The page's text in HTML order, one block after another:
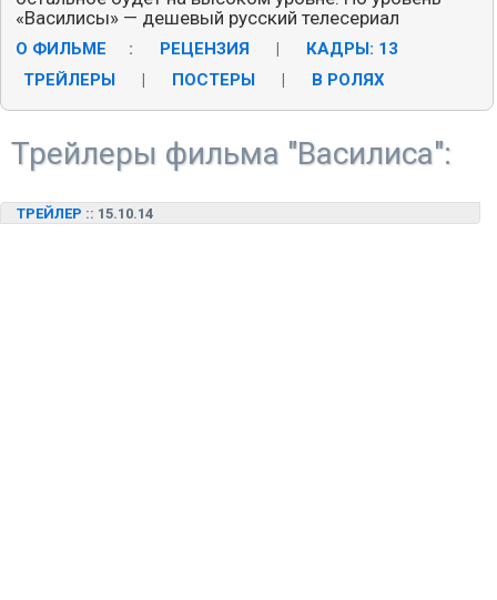
«Василисы» — дешевый русский телесериал
О ФИЛЬМЕ : РЕЦЕНЗИЯ
КАДРЫ: 13
ТРЕЙЛЕРЫ ПОСТЕРЫ В РОЛЯХ
Трейлеры фильма "Василиса":
ТРЕЙЛЕР :: 15.10.14